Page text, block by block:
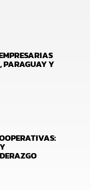
PARAGUAY Y